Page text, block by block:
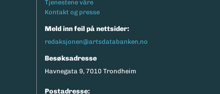
Tjenestene våre
Kontakt og presse
Meld inn feil på nettsider:
redaksjonen@artsdatabanken.no
Besøksadresse
Havnegata 9, 7010 Trondheim
Postadresse: